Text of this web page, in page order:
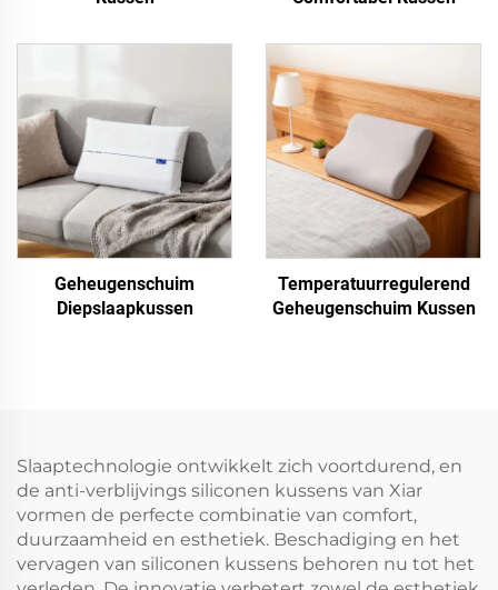
Geheugenschuim
Diepslaapkussen
Temperatuurregulerend
Geheugenschuim Kussen
Slaaptechnologie ontwikkelt zich voortdurend, en
de anti-verblijvings siliconen kussens van Xiar
vormen de perfecte combinatie van comfort,
duurzaamheid en esthetiek. Beschadiging en het
vervagen van siliconen kussens behoren nu tot het